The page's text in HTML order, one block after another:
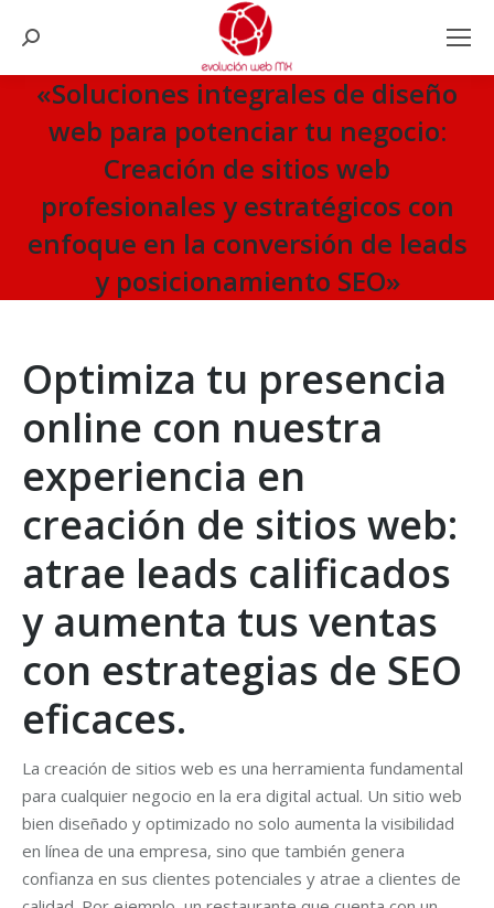
Search:
«Soluciones integrales de diseño
web para potenciar tu negocio:
Creación de sitios web
profesionales y estratégicos con
enfoque en la conversión de leads
y posicionamiento SEO»
Optimiza tu presencia
online con nuestra
experiencia en
creación de sitios web:
atrae leads calificados
y aumenta tus ventas
con estrategias de SEO
eficaces.
La creación de sitios web es una herramienta fundamental
para cualquier negocio en la era digital actual. Un sitio web
bien diseñado y optimizado no solo aumenta la visibilidad
en línea de una empresa, sino que también genera
confianza en sus clientes potenciales y atrae a clientes de